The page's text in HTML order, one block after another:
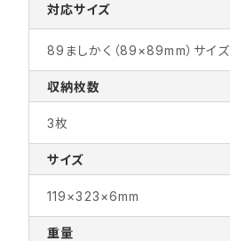
対応サイズ
89ましかく（89×89mm）サイズ
収納枚数
3枚
サイズ
119×323×6mm
重量